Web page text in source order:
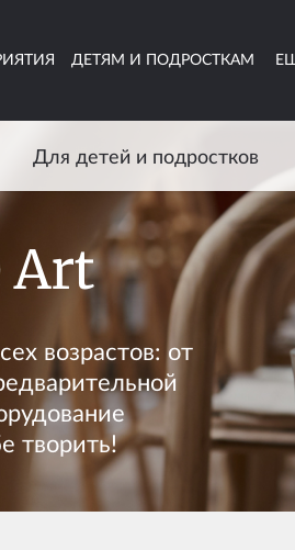
ДЕТЯМ И ПОДРОСТКАМ
Для детей и подростков
Art
возрастов: от
творить!